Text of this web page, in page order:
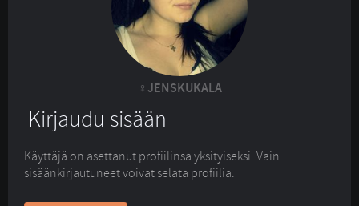
JENSKUKALA
Kirjaudu sisään
Käyttäjä on asettanut profiilinsa yksityiseksi. Vain
sisäänkirjautuneet voivat selata profiilia.